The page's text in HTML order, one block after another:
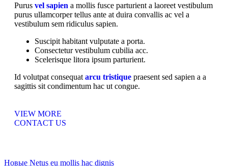
Purus vel sapien a mollis fusce parturient a laoreet vestibulum
purus ullamcorper tellus ante at duira convallis ac vel a
vestibulum sem ridiculus sapien.
Suscipit habitant vulputate a porta.
Consectetur vestibulum cubilia acc.
Scelerisque litora ipsum parturient.
Id volutpat consequat arcu tristique praesent sed sapien a a
sagittis sit condimentum hac ut congue.
VIEW MORE
CONTACT US
Новые Netus eu mollis hac dignis